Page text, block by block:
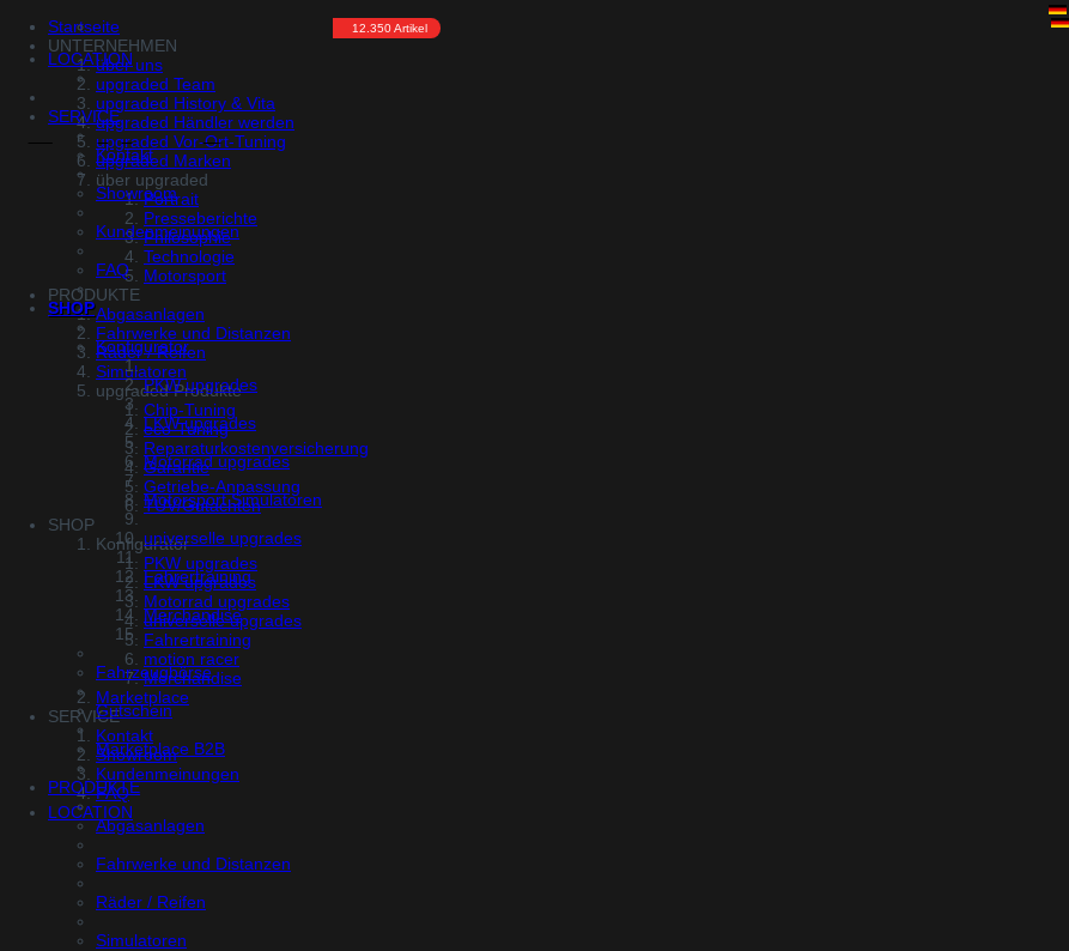
Frequently Asked Questions
Startseite
UNTERNEHMEN
über uns
upgraded Team
upgraded History & Vita
upgraded Händler werden
upgraded Vor-Ort-Tuning
upgraded Marken
über upgraded
Portrait
Presseberichte
Philosophie
Technologie
Motorsport
PRODUKTE
Abgasanlagen
Fahrwerke und Distanzen
Räder / Reifen
Simulatoren
upgraded Produkte
Chip-Tuning
eco-Tuning
Reparaturkostenversicherung
Garantie
Getriebe-Anpassung
TÜV/Gutachten
SHOP
Konfigurator
PKW upgrades
LKW upgrades
Motorrad upgrades
universelle upgrades
Fahrertraining
motion racer
Merchandise
Marketplace
SERVICE
Kontakt
Showroom
Kundenmeinungen
FAQ
LOCATION
12.350 Artikel
LOCATION
SERVICE
Kontakt
Showroom
Kundenmeinungen
FAQ
SHOP
Konfigurator
PKW upgrades
LKW upgrades
Motorrad upgrades
Motorsport Simulatoren
universelle upgrades
Fahrertraining
Merchandise
Fahrzeugbörse
Gutschein
Marketplace B2B
PRODUKTE
Abgasanlagen
Fahrwerke und Distanzen
Räder / Reifen
Simulatoren